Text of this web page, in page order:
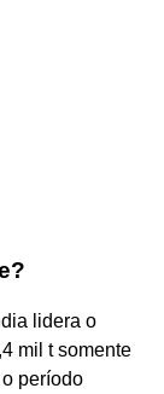
lidera o
mil t somente
período